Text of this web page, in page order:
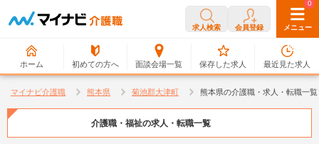
求人検索 会員登録 メニュー
ホーム 初めての方へ 面談会場一覧
0
保存した求人
0
最近見た求人
マイナビ介護職 熊本県 菊池郡大津町 熊本県の介護職・求人・転職一覧
介護職・福祉の求人・転職一覧